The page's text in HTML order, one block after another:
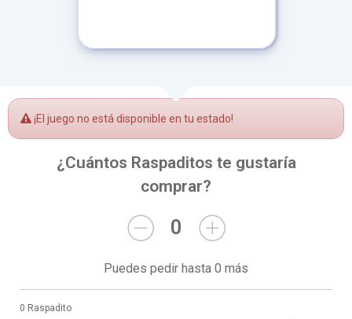
¡El juego no está disponible en tu estado!
¿Cuántos Raspaditos te gustaría
comprar?
0
Puedes pedir hasta 0 más
0 Raspadito